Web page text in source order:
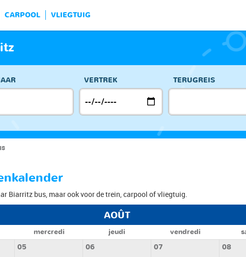
CARPOOL VLIEGTUIG
VERTREK TERUGREIS
Biarritz bus, maar ook voor de trein, carpool of vliegtuig.
AOÛT
mercredi jeudi vendredi
05 06 07 08